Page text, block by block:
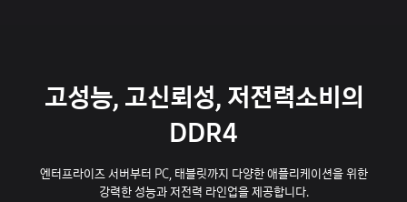
고성능, 고신뢰성, 저전력소비의
DDR4
엔터프라이즈 서버부터 PC, 태블릿까지 다양한 애플리케이션을 위한
강력한 성능과 저전력 라인업을 제공합니다.